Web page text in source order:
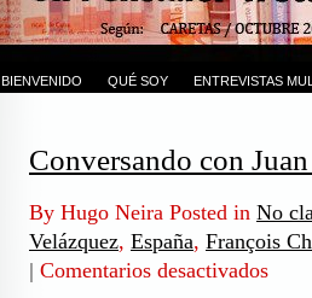
BIENVENIDO QUÉ SOY ENTREVISTAS
Conversando con
By Hugo Neira Posted in No
Velázquez, España, François
| Comentarios desactivados